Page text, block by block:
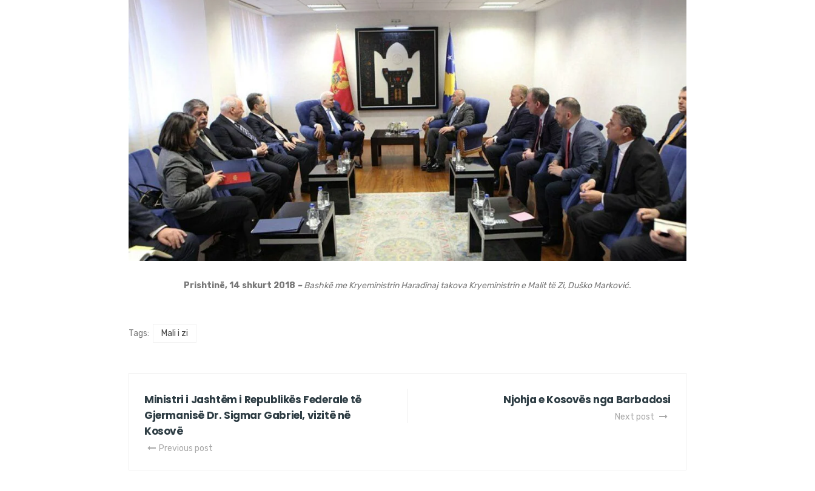
Prishtinë, 14 shkurt 2018 –Bashkë me Kryeministrin Haradinaj takova Kryeministrin e Malit të Zi, Duško Marković.
Tags: Mali i zi
Ministri i Jashtëm i Republikës Federale të
Gjermanisë Dr. Sigmar Gabriel, vizitë në
Kosovë
Previous post
Njohja e Kosovës nga Barbadosi
Next post